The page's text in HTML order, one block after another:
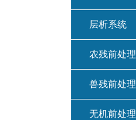
层析系统
农残前处理
兽残前处理
无机前处理